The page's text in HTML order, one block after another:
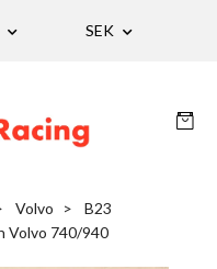
SEK
Volvo
B23
Volvo 740/940